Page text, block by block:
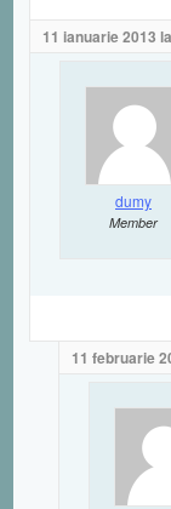
11 ianuarie 2013
dumy
Member
11 februarie